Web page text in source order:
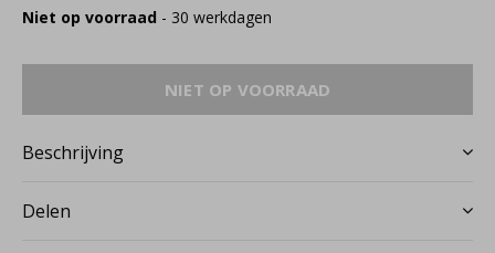
Niet op voorraad - 30 werkdagen
NIET OP VOORRAAD
Beschrijving
Delen